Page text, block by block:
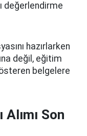
değerlendirme
hazırlarken
değil, eğitim
belgelere
Son